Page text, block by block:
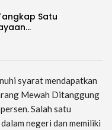
Satu
syarat mendapatkan
Mewah Ditanggung
Salah satu
negeri dan memiliki